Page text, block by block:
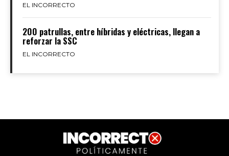
EL INCORRECTO
200 patrullas, entre híbridas y eléctricas, llegan a
reforzar la SSC
EL INCORRECTO